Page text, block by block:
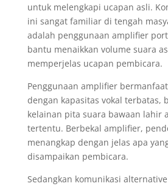
untuk melengkapi ucapan asli.
ini sangat familiar di tengah
adalah penggunaan amplifier
bantu menaikkan volume suara
memperjelas ucapan pembicara.
Penggunaan amplifier
dengan kapasitas vokal terbatas,
kelainan pita suara bawaan lahir
tertentu. Berbekal amplifier,
menangkap dengan jelas apa
disampaikan pembicara.
Sedangkan komunikasi